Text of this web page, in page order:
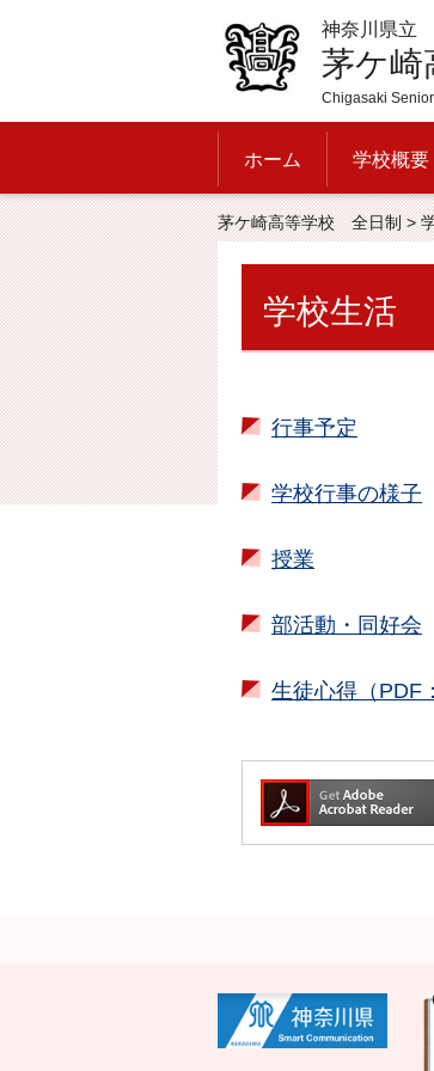
神奈川県立
茅ケ
Chigasaki
ホーム 学校概要
茅ケ崎高等学校 全日制>
学校生活
行事予定
学校行事の様子
授業
部活動・同好会
生徒心得（PDF